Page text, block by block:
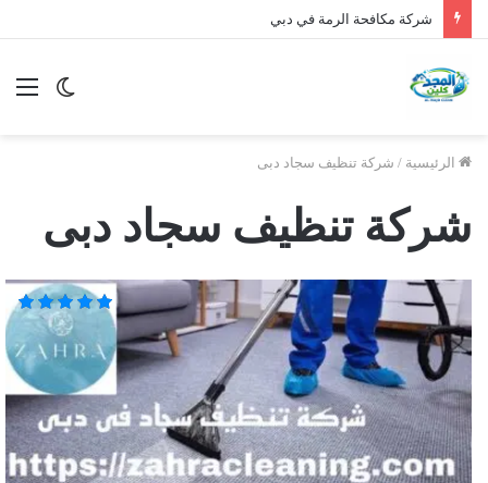
شركة مكافحة الرمة في دبي
الوضع
الرئيسية / شركة تنظيف سجاد دبى
شركة تنظيف سجاد دبى